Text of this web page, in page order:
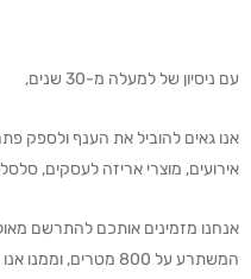
עם ניסיון של למעלה מ-30 שנים,
אנו גאים להוביל את הענף ולספק
אירועים, מוצרי אריזה לעסקים,
אנחנו מזמינים אותכם להתרשם
המשתרע על 800